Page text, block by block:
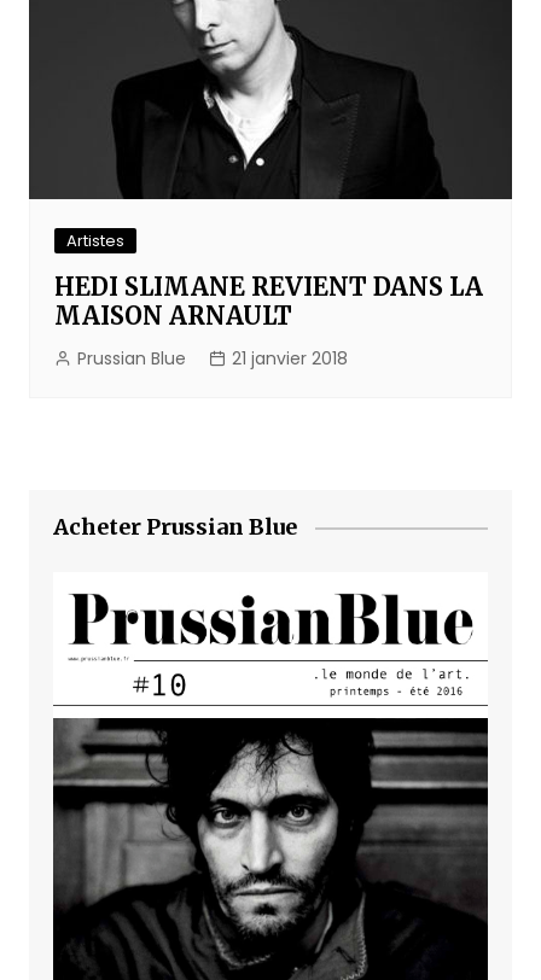
Artistes
HEDI SLIMANE REVIENT DANS LA
MAISON ARNAULT
Prussian Blue 21 janvier 2018
Acheter Prussian Blue